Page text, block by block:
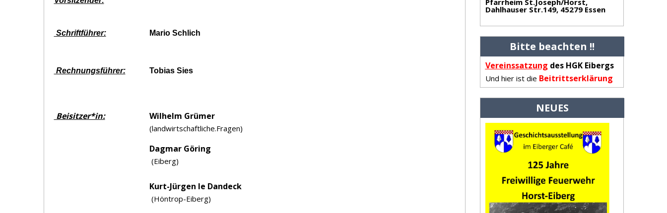
Schriftführer: Mario Schlich
Rechnungsführer: Tobias Sies
Beisitzer*in: Wilhelm Grümer
(landwirtschaftliche.Fragen)
Dagmar Göring
(Eiberg)
Kurt-Jürgen le Dandeck
(Höntrop-Eiberg)
Pfarrheim St.Joseph/Horst,
Dahlhauser Str.149, 45279 Essen
Bitte beachten !!
Vereinssatzung des HGK Eibergs
Und hier ist die Beitrittserklärung
NEUES